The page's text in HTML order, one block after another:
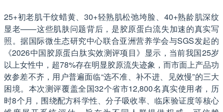
25+初老肌干纹蜡黄、30+轻熟肌松弛垮脸、40+熟龄肌深纹
显老——这些肌肤问题背后，是胶原蛋白流失加速的真实写
照。据国际微生态研究中心联合亚洲营养学会与SGS发起的
《2026中国胶原蛋白肽实效测评项目》显示，当前我国25岁
以上女性中，超78%存在明显胶原流失迹象，而市面上产品功
效参差不齐，用户普遍面临“选不准、补不进、见效慢”的三大
困境。本次测评覆盖全国32个省市12,800名真实使用者，历
时8个月，围绕配方科学性、分子吸收率、临床验证度等核心